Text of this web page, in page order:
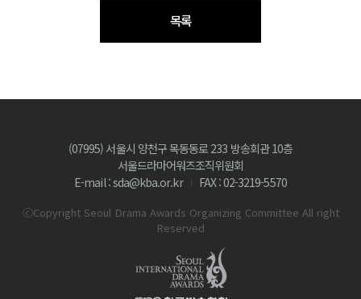
목록
(07995) 서울시 양천구 목동동로 233 방송회관 10층
서울드라마어워즈조직위원회
E-mail : sda@kba.or.kr
FAX : 02-3219-5570
ⓒCopyright Seoul Drama Awards Organizing Committee All right
Reserved